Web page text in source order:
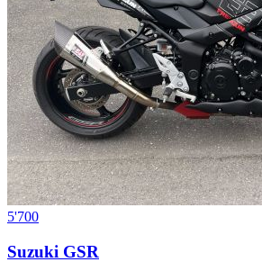
5'700
Suzuki GSR